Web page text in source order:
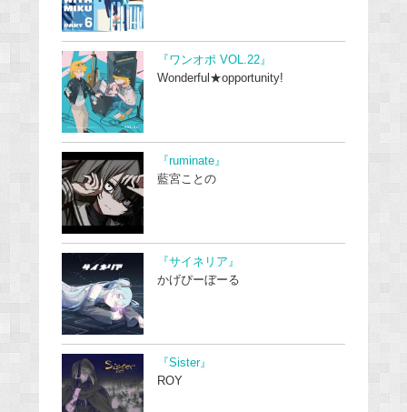
『ワンオポ VOL.22』
Wonderful★opportunity!
『ruminate』
藍宮ことの
『サイネリア』
かげぴーぼーる
『Sister』
ROY